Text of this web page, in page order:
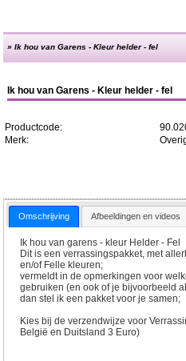
»Ik hou van Garens - Kleur helder - fel
Ik hou van Garens - Kleur helder - fel
Productcode:
Merk:
Omschrijving Afbeeldingen en videos
Ik hou van garens - kleur Helder - Fel
Dit is een verrassingspakket, met
en/of Felle kleuren;
vermeldt in de opmerkingen voor
gebruiken (en ook of je bijvoorbeeld
dan stel ik een pakket voor je samen;
Kies bij de verzendwijze voor
België en Duitsland 3 Euro)